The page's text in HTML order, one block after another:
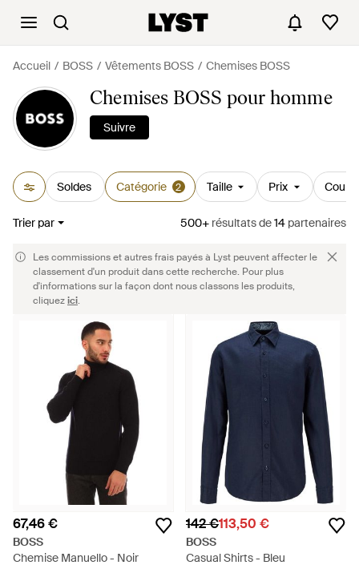
Accueil BOSS Vêtements BOSS Chemises BOSS
Chemises BOSS pour homme
Suivre
Soldes Catégorie 2 Taille Prix
Trier par 500+ résultatsde14 partenaires
Les commissions et autres frais payés à Lyst peuvent affecter le
classement d'un produit dans cette recherche. Pour plus
d'informations sur la façon dont nous classons les produits,
cliquezici.
67,46 €
BOSS
Chemise Manuello - Noir
142 €113,50 €
BOSS
Casual Shirts - Bleu